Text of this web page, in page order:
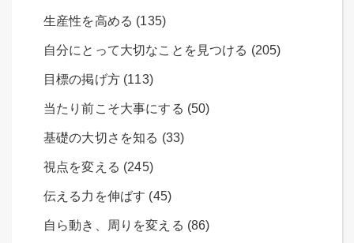
生産性を高める (135)
自分にとって大切なことを見つける (205)
目標の掲げ方 (113)
当たり前こそ大事にする (50)
基礎の大切さを知る (33)
視点を変える (245)
伝える力を伸ばす (45)
自ら動き、周りを変える (86)